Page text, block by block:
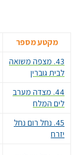
מקטע מספר
43. מצפה משואה
לבית גוברין
44. מצדה מערב
לים המלח
45. נחל רום נחל
יזרח